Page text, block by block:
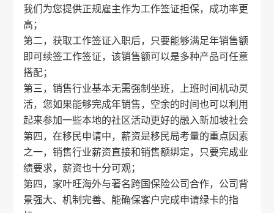
我们为您提供正规雇主作为工作签证担保，成功率更
高；
第二，获取工作签证入职后，只要能够满足年销售额
即可续签工作签证，该销售额可以是多种产品可任意
搭配；
第三，销售行业基本无需强制坐班，上班时间机动灵
活，您如果能够完成年销售，空余的时间也可以利用
起来参加一些本地的社区活动更好的融入新加坡社会
第四，在移民申请中，薪资是移民局考量的重点因素
之一，销售行业薪资直接和销售额绑定，只要完成业
绩要求，薪资也十分可观；
第四，家叶旺海外与著名跨国保险公司合作，公司背
景强大、机制完善、能确保客户完成申请绿卡的指